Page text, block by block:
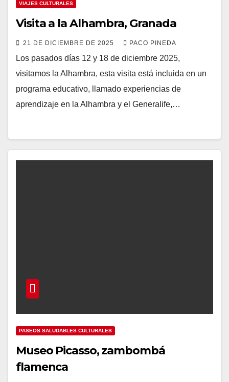
VIAJES CULTURALES
Visita a la Alhambra, Granada
21 DE DICIEMBRE DE 2025 PACO PINEDA
Los pasados días 12 y 18 de diciembre 2025,
visitamos la Alhambra, esta visita está incluida en un
programa educativo, llamado experiencias de
aprendizaje en la Alhambra y el Generalife,…
PASEOS SALUDABLES CULTURALES
Museo Picasso, zambombá
flamenca